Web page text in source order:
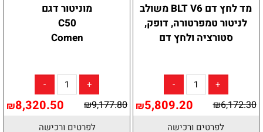
מד לחץ דם BLT V6 משולב
לניטור טמפרטורה, דופק,
סטורציה ולחץ דם
₪6,172.30
₪5,809.20
לפרטים ורכישה
מוניטור דגם
C50
Comen
₪9,177.80
₪8,320.50
לפרטים ורכישה